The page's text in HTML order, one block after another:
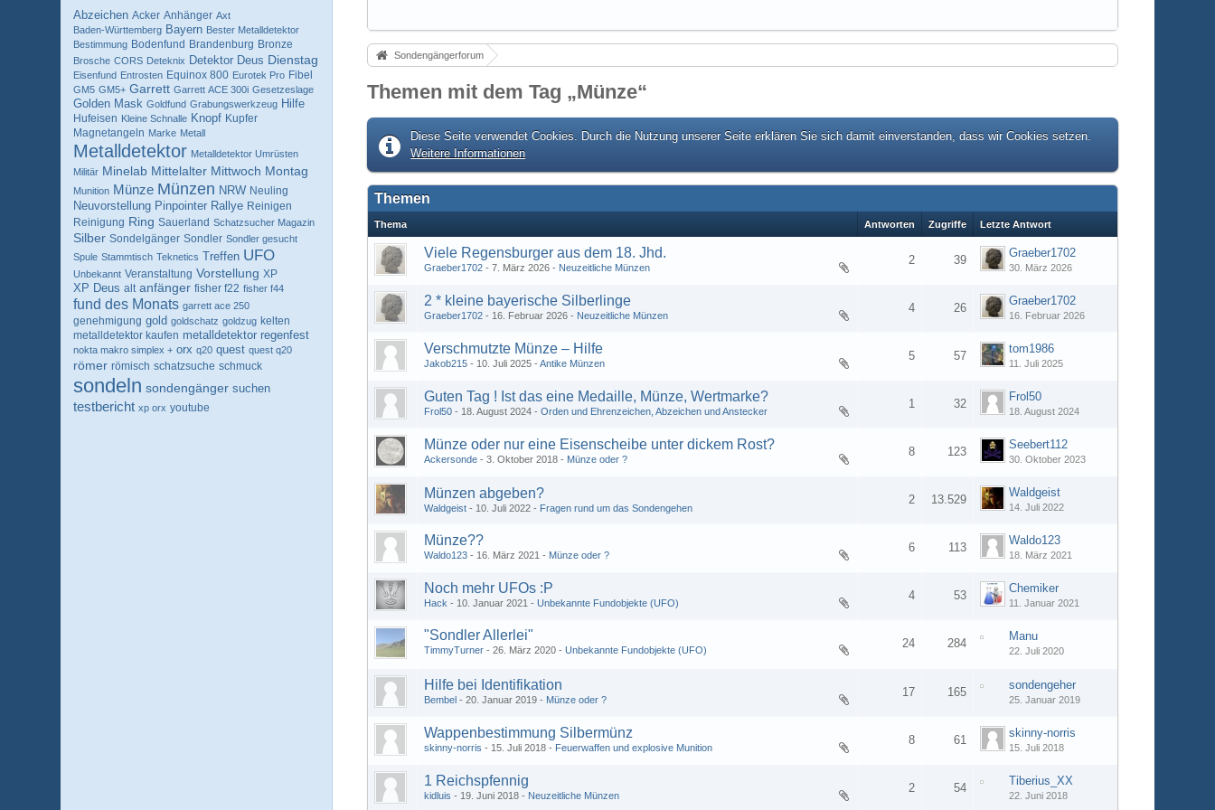
Abzeichen Acker Anhänger Axt
Baden-Württemberg Bayern Bester Metalldetektor
Bestimmung Bodenfund Brandenburg Bronze
Brosche CORS Deteknix Detektor Deus Dienstag
Eisenfund Entrosten Equinox 800 Eurotek Pro Fibel
GM5 GM5+ Garrett Garrett ACE 300i Gesetzeslage
Golden Mask Goldfund Grabungswerkzeug Hilfe
Hufeisen Kleine Schnalle Knopf Kupfer
Magnetangeln Marke Metall
Metalldetektor Metalldetektor Umrüsten
Militär Minelab Mittelalter Mittwoch Montag
Munition Münze Münzen NRW Neuling
Neuvorstellung Pinpointer Rallye Reinigen
Reinigung Ring Sauerland Schatzsucher Magazin
Silber Sondelgänger Sondler Sondler gesucht
Spule Stammtisch Teknetics Treffen UFO
Unbekannt Veranstaltung Vorstellung XP
XP Deus alt anfänger fisher f22 fisher f44
fund des Monats garrett ace 250
genehmigung gold goldschatz goldzug kelten
metalldetektor kaufen metalldetektor regenfest
nokta makro simplex + orx q20 quest quest q20
römer römisch schatzsuche schmuck
sondeln sondengänger suchen
testbericht xp orx youtube
Sondengängerforum
Themen mit dem Tag „Münze“
Diese Seite verwendet Cookies. Durch die Nutzung unserer Seite erklären Sie sich damit einverstanden, dass wir Cookies setzen.
Weitere Informationen
Themen
Thema Antworten Zugriffe Letzte Antwort
Viele Regensburger aus dem 18. Jhd.
Graeber1702 7. März 2026 Neuzeitliche Münzen
2 39
Graeber1702
30. März 2026
2 * kleine bayerische Silberlinge
Graeber1702 16. Februar 2026 Neuzeitliche Münzen
4 26
Graeber1702
16. Februar 2026
Verschmutzte Münze – Hilfe
Jakob215 10. Juli 2025 Antike Münzen
5 57
tom1986
11. Juli 2025
Guten Tag ! Ist das eine Medaille, Münze, Wertmarke?
Frol50 18. August 2024 Orden und Ehrenzeichen, Abzeichen und Anstecker
1 32
Frol50
18. August 2024
Münze oder nur eine Eisenscheibe unter dickem Rost?
Ackersonde 3. Oktober 2018 Münze oder ?
8 123
Seebert112
30. Oktober 2023
Münzen abgeben?
Waldgeist 10. Juli 2022 Fragen rund um das Sondengehen
2 13.529
Waldgeist
14. Juli 2022
Münze??
Waldo123 16. März 2021 Münze oder ?
6 113
Waldo123
18. März 2021
Noch mehr UFOs :P
Hack 10. Januar 2021 Unbekannte Fundobjekte (UFO)
4 53
Chemiker
11. Januar 2021
"Sondler Allerlei"
TimmyTurner 26. März 2020 Unbekannte Fundobjekte (UFO) 24 284
Manu
22. Juli 2020
Hilfe bei Identifikation
Bembel 20. Januar 2019 Münze oder ?
17 165
sondengeher
25. Januar 2019
Wappenbestimmung Silbermünz
skinny-norris 15. Juli 2018 Feuerwaffen und explosive Munition
8 61
skinny-norris
15. Juli 2018
1 Reichspfennig
kidluis 19. Juni 2018 Neuzeitliche Münzen
2 54
Tiberius_XX
22. Juni 2018